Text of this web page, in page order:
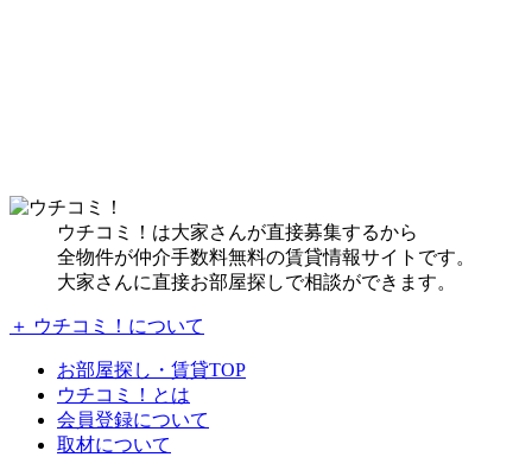
ウチコミ！は大家さんが直接募集するから
全物件が仲介手数料無料の賃貸情報サイトです。
大家さんに直接お部屋探しで相談ができます。
＋ ウチコミ！について
お部屋探し・賃貸TOP
ウチコミ！とは
会員登録について
取材について